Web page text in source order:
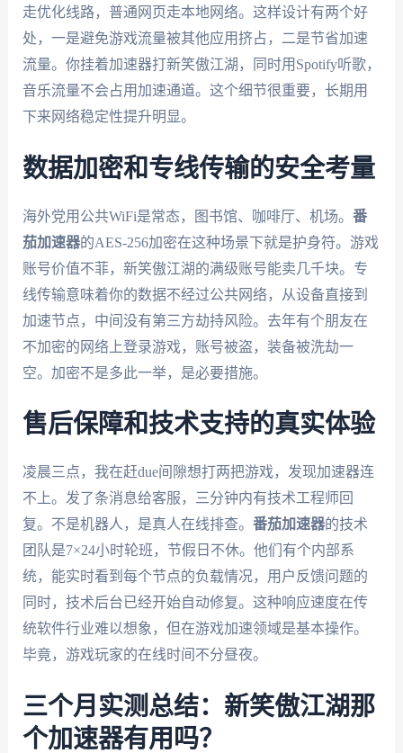
走优化线路，普通网页走本地网络。这样设计有两个好
处，一是避免游戏流量被其他应用挤占，二是节省加速
流量。你挂着加速器打新笑傲江湖，同时用Spotify听歌，
音乐流量不会占用加速通道。这个细节很重要，长期用
下来网络稳定性提升明显。
数据加密和专线传输的安全考量
海外党用公共WiFi是常态，图书馆、咖啡厅、机场。 番
茄加速器的AES-256加密在这种场景下就是护身符。游戏
账号价值不菲，新笑傲江湖的满级账号能卖几千块。专
线传输意味着你的数据不经过公共网络，从设备直接到
加速节点，中间没有第三方劫持风险。去年有个朋友在
不加密的网络上登录游戏，账号被盗，装备被洗劫一
空。加密不是多此一举，是必要措施。
售后保障和技术支持的真实体验
凌晨三点，我在赶due间隙想打两把游戏，发现加速器连
不上。发了条消息给客服，三分钟内有技术工程师回
复。不是机器人，是真人在线排查。 番茄加速器的技术
团队是7×24小时轮班，节假日不休。他们有个内部系
统，能实时看到每个节点的负载情况，用户反馈问题的
同时，技术后台已经开始自动修复。这种响应速度在传
统软件行业难以想象，但在游戏加速领域是基本操作。
毕竟，游戏玩家的在线时间不分昼夜。
三个月实测总结：新笑傲江湖那
个加速器有用吗？